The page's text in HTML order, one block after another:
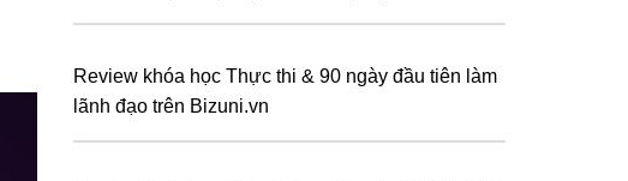
Review khóa học Thực thi & 90 ngày đầu tiên làm
lãnh đạo trên Bizuni.vn